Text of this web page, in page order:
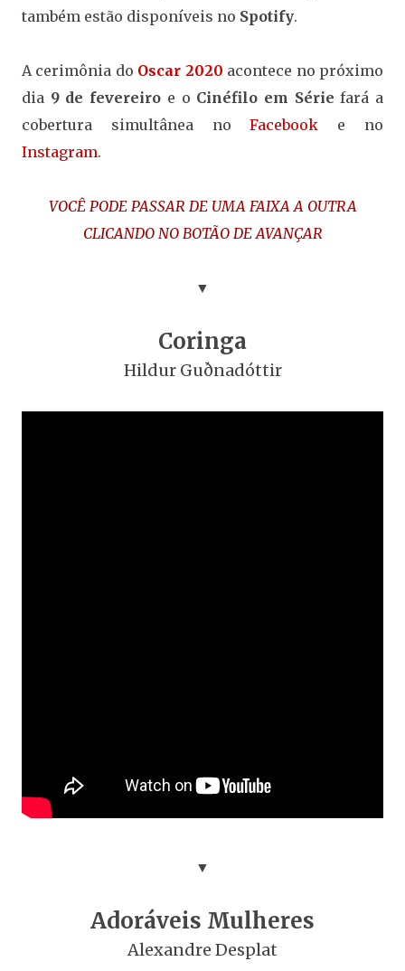
também estão disponíveis no Spotify.
A cerimônia do Oscar 2020 acontece no próximo
dia 9 de fevereiro e o Cinéfilo em Série fará a
cobertura simultânea noFacebook e no
Instagram.
VOCÊ PODE PASSAR DE UMA FAIXA A OUTRA
CLICANDO NO BOTÃO DE AVANÇAR
▼
Coringa
Hildur Guðnadóttir
▼
Adoráveis Mulheres
Alexandre Desplat